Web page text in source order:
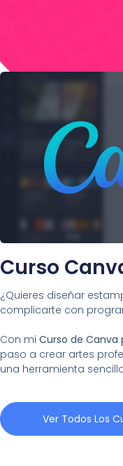
Curso
¿Quieres diseñar
complicarte con
Con mi Curso de Canva
paso a crear artes
una herramienta
Ver Todos Los